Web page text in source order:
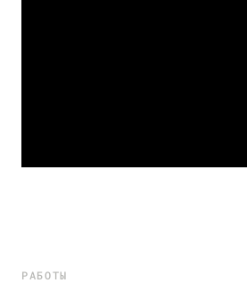
РАБОТЫ